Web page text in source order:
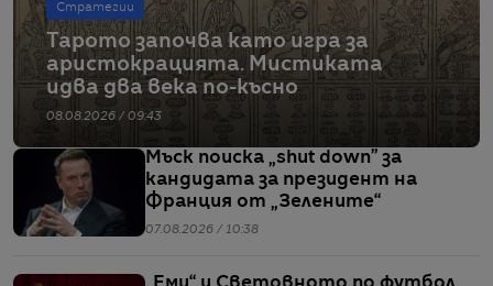
Стратегии
Тарото започва като игра за
аристокрацията. Мистиката
идва два века по-късно
08.08.2026 / 09:43
Мъск поиска „shut down” за
кандидата за президент на
Франция от „Зелените“
07.08.2026 / 10:38